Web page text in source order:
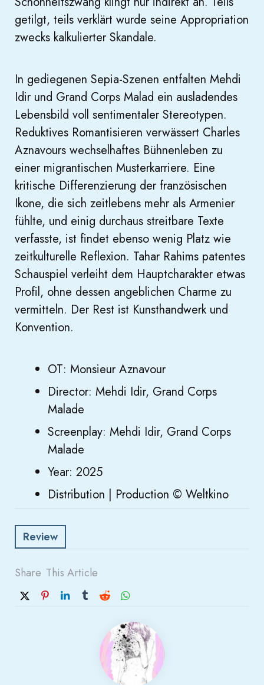
getilgt, teils verklärt wurde seine Appropriation
zwecks kalkulierter Skandale.
In gediegenen Sepia-Szenen entfalten Mehdi
Idir und Grand Corps Malad ein ausladendes
Lebensbild voll sentimentaler Stereotypen.
Reduktives Romantisieren verwässert Charles
Aznavours wechselhaftes Bühnenleben zu
einer migrantischen Musterkarriere. Eine
kritische Differenzierung der französischen
Ikone, die sich zeitlebens mehr als Armenier
fühlte, und einig durchaus streitbare Texte
verfasste, ist findet ebenso wenig Platz wie
zeitkulturelle Reflexion. Tahar Rahims patentes
Schauspiel verleiht dem Hauptcharakter etwas
Profil, ohne dessen angeblichen Charme zu
vermitteln. Der Rest ist Kunsthandwerk und
Konvention.
OT: Monsieur Aznavour
Director: Mehdi Idir, Grand Corps
Malade
Screenplay: Mehdi Idir, Grand Corps
Malade
Year: 2025
Distribution | Production © Weltkino
Review
Share This Article